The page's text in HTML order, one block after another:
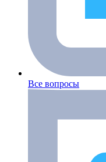
Все вопросы